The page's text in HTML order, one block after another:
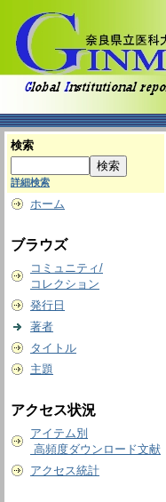
検索
詳細検索
ホーム
ブラウズ
コミュニティ/
コレクション
発行日
著者
タイトル
主題
アクセス状況
アイテム別
高頻度ダウンロード文献
アクセス統計